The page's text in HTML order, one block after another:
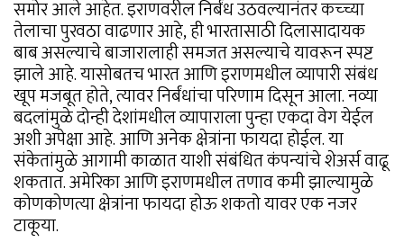
समोर आले आहेत. इराणवरील निर्बंध उठवल्यानंतर कच्च्या
तेलाचा पुरवठा वाढणार आहे, ही भारतासाठी दिलासादायक
बाब असल्याचे बाजारालाही समजत असल्याचे यावरून स्पष्ट
झाले आहे. यासोबतच भारत आणि इराणमधील व्यापारी संबंध
खूप मजबूत होते, त्यावर निर्बंधांचा परिणाम दिसून आला. नव्या
बदलांमुळे दोन्ही देशांमधील व्यापाराला पुन्हा एकदा वेग येईल
अशी अपेक्षा आहे. आणि अनेक क्षेत्रांना फायदा होईल. या
संकेतांमुळे आगामी काळात याशी संबंधित कंपन्यांचे शेअर्स वाढू
शकतात. अमेरिका आणि इराणमधील तणाव कमी झाल्यामुळे
कोणकोणत्या क्षेत्रांना फायदा होऊ शकतो यावर एक नजर
टाकूया.